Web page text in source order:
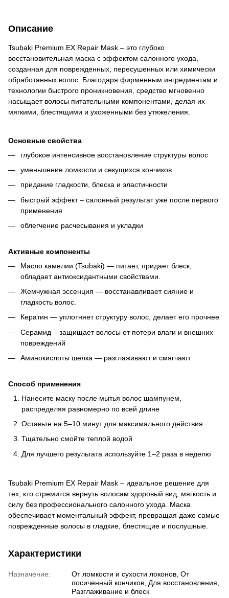
Описание
Tsubaki Premium EX Repair Mask – это глубоко
восстановительная маска с эффектом салонного ухода,
созданная для поврежденных, пересушенных или химически
обработанных волос. Благодаря фирменным ингредиентам и
технологии быстрого проникновения, средство мгновенно
насыщает волосы питательными компонентами, делая их
мягкими, блестящими и ухоженными без утяжеления.
Основные свойства
глубокое интенсивное восстановление структуры волос
уменьшение ломкости и секущихся кончиков
придание гладкости, блеска и эластичности
быстрый эффект – салонный результат уже после первого
применения
облегчение расчесывания и укладки
Активные компоненты
Масло камелии (Tsubaki) — питает, придает блеск,
обладает антиоксидантными свойствами.
Жемчужная эссенция — восстанавливает сияние и
гладкость волос.
Кератин — уплотняет структуру волос, делает его прочнее
Серамид – защищает волосы от потери влаги и внешних
повреждений
Аминокислоты шелка — разглаживают и смягчают
Способ применения
Нанесите маску после мытья волос шампунем,
распределяя равномерно по всей длине
Оставьте на 5–10 минут для максимального действия
Тщательно смойте теплой водой
Для лучшего результата используйте 1–2 раза в неделю
Tsubaki Premium EX Repair Mask – идеальное решение для
тех, кто стремится вернуть волосам здоровый вид, мягкость и
силу без профессионального салонного ухода. Маска
обеспечивает моментальный эффект, превращая даже самые
поврежденные волосы в гладкие, блестящие и послушные.
Характеристики
Назначение:
От ломкости и сухости локонов, От
посиченный кончиков, Для восстановления,
Разглаживание и блеск